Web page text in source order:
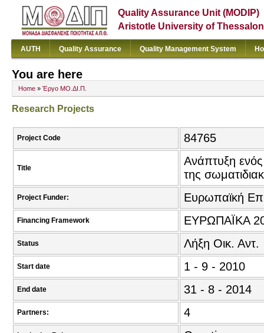
Quality Assurance Unit (MODIP)
Aristotle University of
AUTH Quality Assurance Quality Management System
You are here
Home » Έργο ΜΟ.ΔΙ.Π.
Research Projects
Project Code 84765
Title
Ανάπτυξη ενός
της
Project Funder: Ευρωπαϊκή
Financing Framework ΕΥΡΩΠΑΪΚΑ
Status Λήξη Οικ. Αντ.
Start date 1 - 9 - 2010
End date 31 - 8 - 2014
Partners: 4